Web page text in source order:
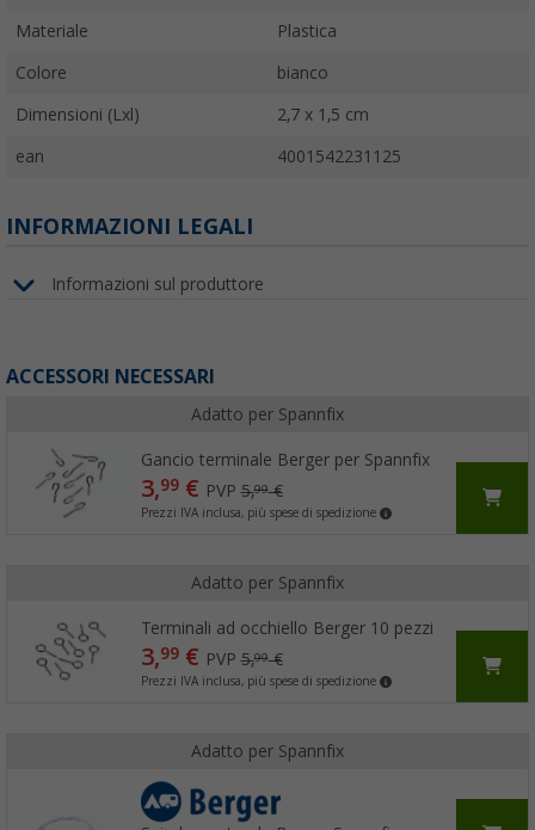
Materiale Plastica
Colore bianco
Dimensioni (Lxl) 2,7 x 1,5 cm
ean 4001542231125
INFORMAZIONI LEGALI
Informazioni sul produttore
ACCESSORI NECESSARI
Adatto per Spannfix
Gancio terminale Berger per Spannfix
3,99€ PVP5,99€
Prezzi IVA inclusa, più spese di spedizione
Adatto per Spannfix
Terminali ad occhiello Berger 10 pezzi
3,99€ PVP5,99€
Prezzi IVA inclusa, più spese di spedizione
Adatto per Spannfix